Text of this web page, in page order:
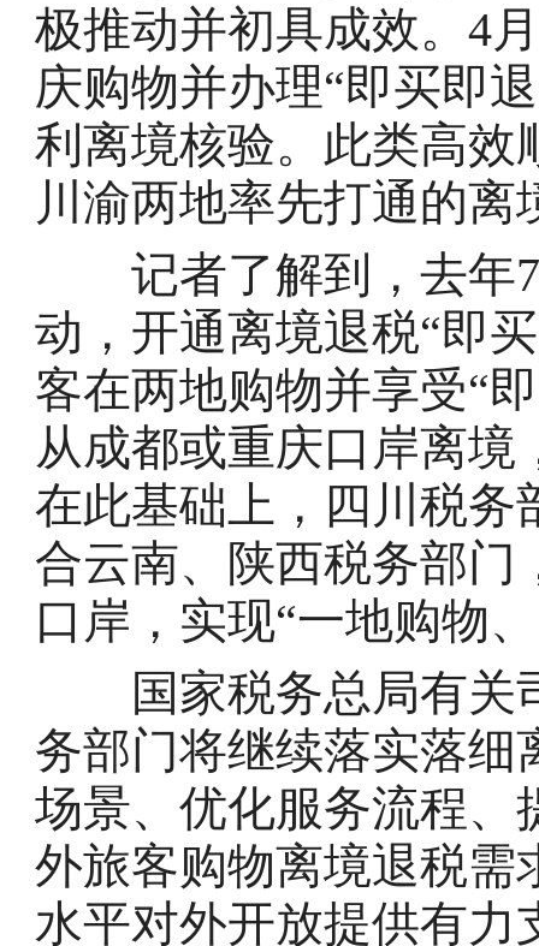
极推动并初具成效。4
庆购物并办理“即买即
利离境核验。此类高效
川渝两地率先打通的离
记者了解到，去年7
动，开通离境退税“即
客在两地购物并享受“
从成都或重庆口岸离
在此基础上，四川税务
合云南、陕西税务部门
口岸，实现“一地购物
国家税务总局有关
务部门将继续落实落细
场景、优化服务流程、
外旅客购物离境退税需
水平对外开放提供有